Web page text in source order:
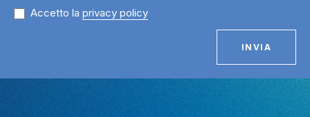
Accetto la privacy policy
INVIA